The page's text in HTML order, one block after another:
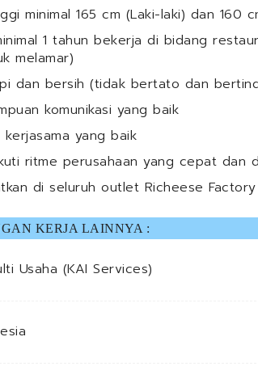
minimal 165 cm (Laki-laki) dan 160
1 tahun bekerja di bidang
melamar)
dan bersih (tidak bertato dan
komunikasi yang baik
yang baik
ritme perusahaan yang cepat dan
di seluruh outlet Richeese Factory
KERJA LAINNYA :
Usaha (KAI Services)